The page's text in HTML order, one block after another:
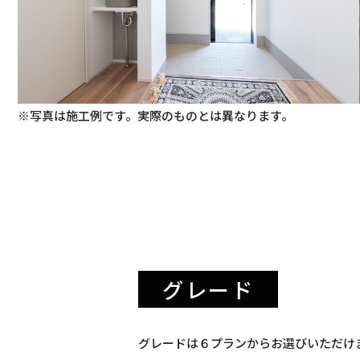
※写真は施工例です。実際のものとは異なります。
グレード
グレードは６プランからお選びいただけ